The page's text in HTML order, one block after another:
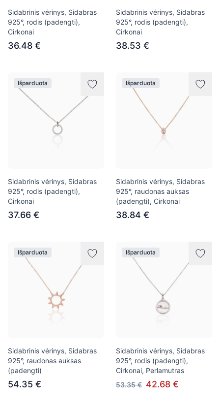
Sidabrinis vėrinys, Sidabras
925°, rodis (padengti),
Cirkonai
36.48 €
Sidabrinis vėrinys, Sidabras
925°, rodis (padengti),
Cirkonai
38.53 €
Išparduota
Sidabrinis vėrinys, Sidabras
925°, rodis (padengti),
Cirkonai
37.66 €
Išparduota
Sidabrinis vėrinys, Sidabras
925°, raudonas auksas
(padengti), Cirkonai
38.84 €
Išparduota
Sidabrinis vėrinys, Sidabras
925°, raudonas auksas
(padengti)
54.35 €
Išparduota
Sidabrinis vėrinys, Sidabras
925°, rodis (padengti),
Cirkonai, Perlamutras
53.35 € 42.68 €